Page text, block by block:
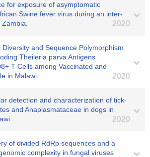
for exposure of asymptomatic
Swine fever virus during an inter-
2020
Diversity and Sequence Polymorphism
Theileria parva Antigens
T Cells among Vaccinated and
in Malawi.
2020
detection and characterization of tick-
and Anaplasmataceae in dogs in
2020
of divided RdRp sequences and a
complexity in fungal viruses